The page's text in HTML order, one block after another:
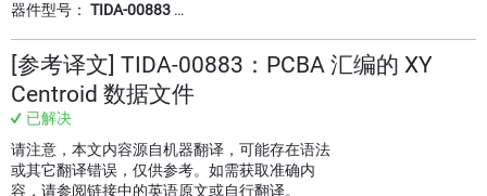
器件型号： TIDA-00883 …
[参考译文] TIDA-00883：PCBA 汇编的 XY
Centroid 数据文件
已解决
请注意，本文内容源自机器翻译，可能存在语法
或其它翻译错误，仅供参考。如需获取准确内
容，请参阅链接中的英语原文或自行翻译。